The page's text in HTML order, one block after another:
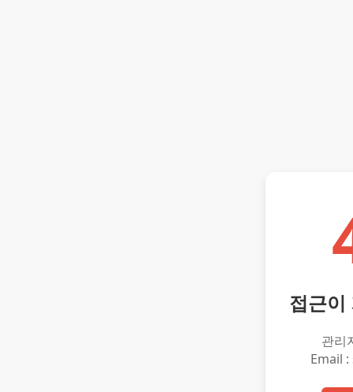
접근이
관리
Email